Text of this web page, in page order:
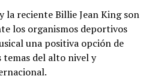
la reciente Billie Jean King son
los organismos deportivos
una positiva opción de
temas del alto nivel y